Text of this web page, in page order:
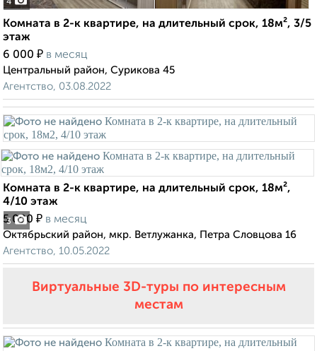
4
Комната в 2-к квартире, на длительный срок, 18м², 3/5
этаж
6 000 ₽ в месяц
Центральный район, Сурикова 45
Агентство, 03.08.2022
3
Комната в 2-к квартире, на длительный срок, 18м²,
4/10 этаж
5 000 ₽ в месяц
Октябрьский район, мкр. Ветлужанка, Петра Словцова 16
Агентство, 10.05.2022
Виртуальные 3D-туры по интересным
местам